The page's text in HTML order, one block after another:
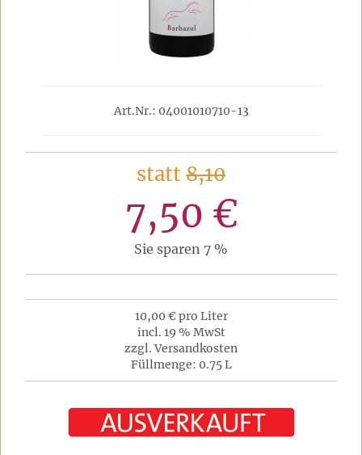
Art.Nr.: 04001010710-13
statt8,10
7,50 €
Sie sparen 7 %
10,00 € pro Liter
incl. 19 % MwSt
zzgl. Versandkosten
Füllmenge: 0.75 L